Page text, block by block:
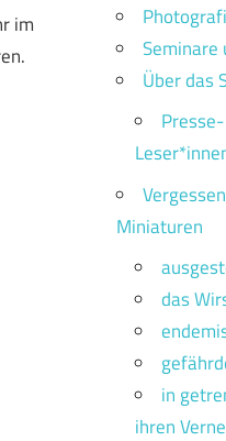
im
Über das
Miniaturen
das
in
ihren